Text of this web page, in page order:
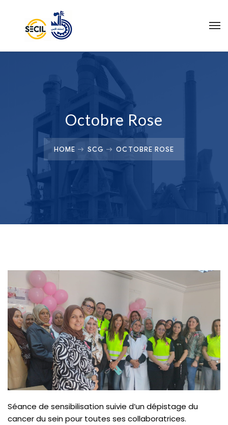
Octobre Rose
HOME SCG OCTOBRE ROSE
Séance de sensibilisation suivie d’un dépistage du
cancer du sein pour toutes ses collaboratrices.